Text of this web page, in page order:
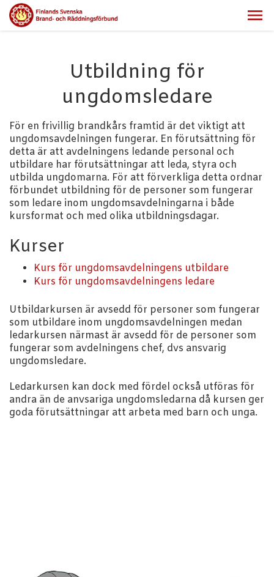
Utbildning för
ungdomsledare
För en frivillig brandkårs framtid är det viktigt att
ungdomsavdelningen fungerar. En förutsättning för
detta är att avdelningens ledande personal och
utbildare har förutsättningar att leda, styra och
utbilda ungdomarna. För att förverkliga detta ordnar
förbundet utbildning för de personer som fungerar
som ledare inom ungdomsavdelningarna i både
kursformat och med olika utbildningsdagar.
Kurser
Kurs för ungdomsavdelningens utbildare
Kurs för ungdomsavdelningens ledare
Utbildarkursen är avsedd för personer som fungerar
som utbildare inom ungdomsavdelningen medan
ledarkursen närmast är avsedd för de personer som
fungerar som avdelningens chef, dvs ansvarig
ungdomsledare.
Ledarkursen kan dock med fördel också utföras för
andra än de anvsariga ungdomsledarna då kursen ger
goda förutsättningar att arbeta med barn och unga.